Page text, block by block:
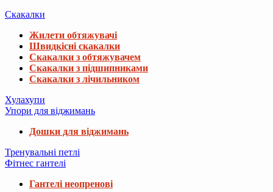
Скакалки
Жилети обтяжувачі
Швидкісні скакалки
Скакалки з обтяжувачем
Скакалки з підшипниками
Скакалки з лічильником
Хулахупи
Упори для віджимань
Дошки для віджимань
Тренувальні петлі
Фітнес гантелі
Гантелі неопренові